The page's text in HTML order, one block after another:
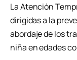
La Atención
dirigidas a la
abordaje de los
niña en edades